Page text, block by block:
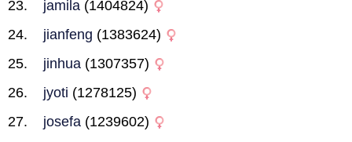
jamila (1404824)
jianfeng (1383624)
jinhua (1307357)
jyoti (1278125)
josefa (1239602)